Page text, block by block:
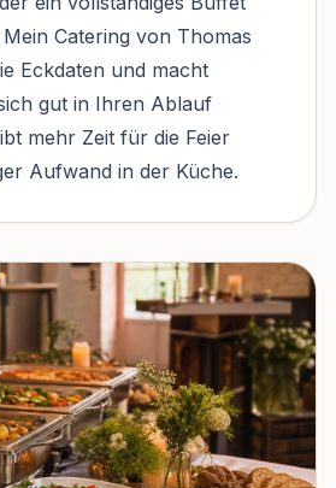
Catering von Thomas
Eckdaten und macht
gut in Ihren Ablauf
mehr Zeit für die Feier
Aufwand in der Küche.